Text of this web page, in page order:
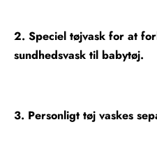
2. Speciel tøjvask for at
sundhedsvask til babytøj.
3. Personligt tøj vaskes